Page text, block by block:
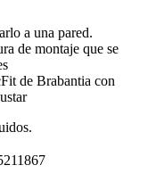
a una pared.
de montaje que se
de Brabantia con